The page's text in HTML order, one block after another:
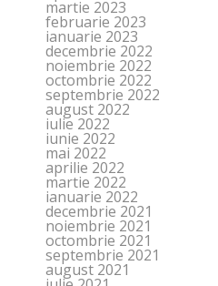
martie 2023
februarie 2023
ianuarie 2023
decembrie 2022
noiembrie 2022
octombrie 2022
septembrie 2022
august 2022
iulie 2022
iunie 2022
mai 2022
aprilie 2022
martie 2022
ianuarie 2022
decembrie 2021
noiembrie 2021
octombrie 2021
septembrie 2021
august 2021